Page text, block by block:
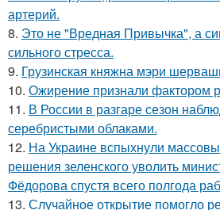
артерий.
8. Это не "Вредная Привычка", а
сильного стресса.
9. Грузинская княжна мэри
10. Ожирение признали фактором
11. В России в разгаре сезон
серебристыми облаками.
12. На Украине вспыхнули
решения зеленского уволить
Фёдорова спустя всего полгода
13. Случайное открытие помогло